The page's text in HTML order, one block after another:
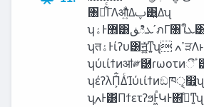
৘ใ͋ͨΓΛऔ͍ͬͯΔࢠ͸͍Δʯ
ʮ޻‫Ͱۀ‬͸‫ʹܥిڧ‬ภΓ৘ใ‫ܥ‬͸΄΅ແ͍ʯ
ʮत‫Ͱۀ‬ίʔυ͸ॻ͍͖ͯͯͳ͍ʯ ߴߍੜΛͱΓ·͘*5‫ڥ؀‬
ʮύιίϯͷॴ༗཰ɾωοτͷී‫཰ٴ‬͸௿͍ʯ
ʮέʔλΠ͕͋ΔͨΊύιίϯͷඞཁੑ͕௿͍ʯ
ʮֶߍͰ͸ΠϯετʔϧͰ͖ͣԿͰ΋ࢼͤͳ͍ʯ